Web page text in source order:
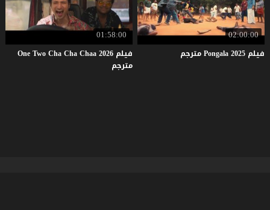
02:00:00
فيلم Pongala2025 مترجم
01:58:00
فيلم One Two Cha Cha Chaa 2026
مترجم